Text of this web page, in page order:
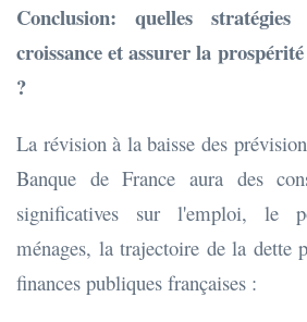
Conclusion: quelles
croissance et assurer la
?
La révision à la baisse des
Banque de France aura des
significatives sur l'emploi, le
ménages, la trajectoire de la dette
finances publiques françaises :